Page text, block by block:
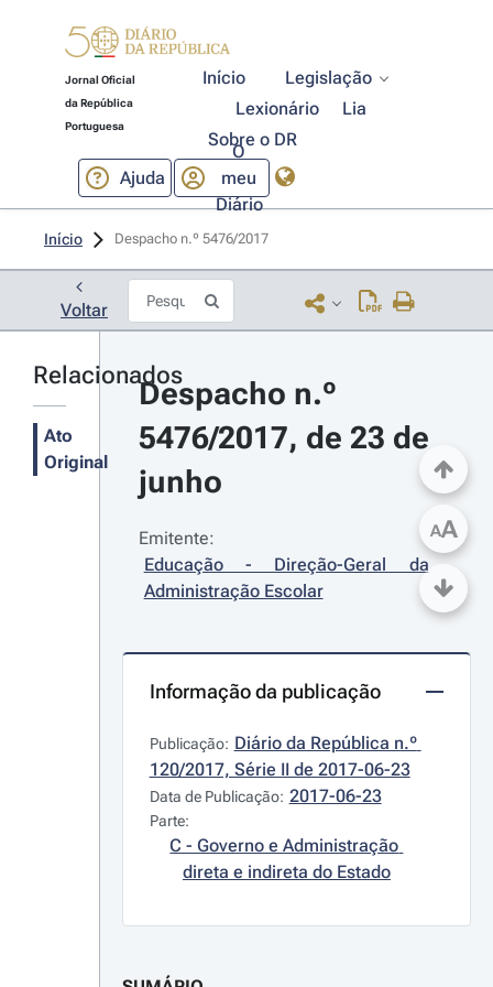
Jornal Oficial
da República
Portuguesa
Início
Legislação
Lexionário
Lia
Sobre o DR
Ajuda
O
meu
Diário
Início Despacho n.º 5476/2017
Voltar
Relacionados
Ato
Original
Despacho n.º
5476/2017, de 23 de
junho
Emitente:
Educação - Direção-Geral da
Administração Escolar
Informação da publicação
Publicação: Diário da República n.º
120/2017, Série II de 2017-06-23
Data de Publicação: 2017-06-23
Parte:
C - Governo e Administração
direta e indireta do Estado
AA